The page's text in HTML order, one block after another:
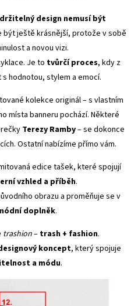
design nemusí být
být ještě krásnější, protože v sobě
a novou vizi.
Je to tvůrčí proces, kdy z
hodnotou, stylem a emocí.
kolekce originál – s vlastním
místa banneru pochází. Některé
Terezy Ramby– se dokonce
Ostatní nabízíme přímo vám.
edice tašek, které spojují
vzhled a příběh.
obrazu a proměňuje se v
doplněk.
trashion– trash + fashion.
koncept, který spojuje
a módu.